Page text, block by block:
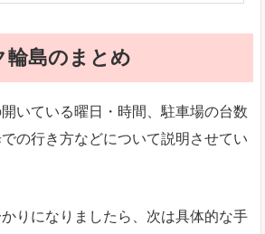
輪島のまとめ
いている曜日・時間、駐車場の台数
の行き方などについて説明させてい
りになりましたら、次は具体的な手